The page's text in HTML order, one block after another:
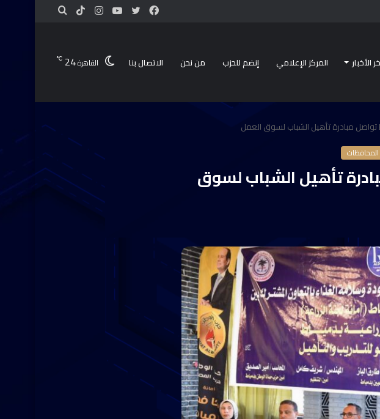
الأخبار المركز الإعلامي إنضم للحزب من نحن الاتصال بنا القاهرة24
℃
تواصل مبادرة تأهيل الشباب لسوق العمل
المحافظات
تأهيل الشباب لسوق